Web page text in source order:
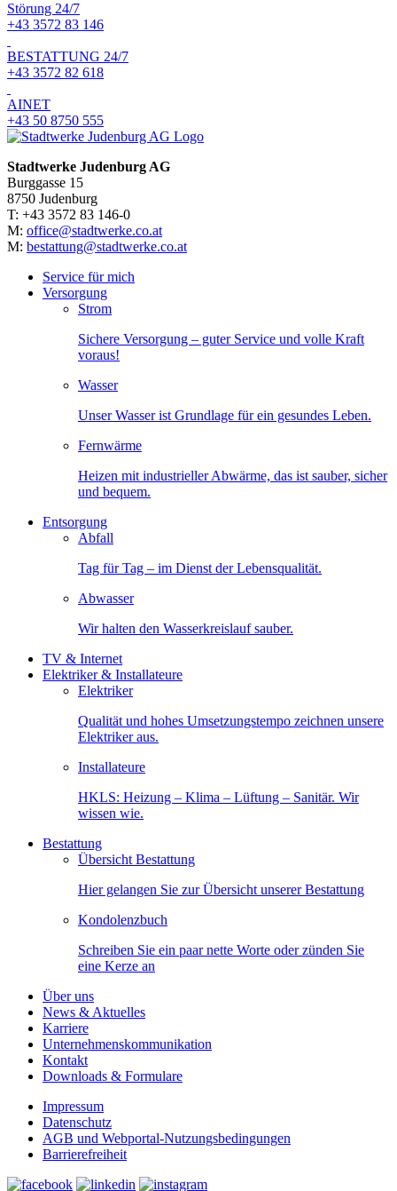
Störung 24/7
+43 3572 83 146
BESTATTUNG 24/7
+43 3572 82 618
AINET
+43 50 8750 555
Stadtwerke Judenburg AG
Burggasse 15
8750 Judenburg
T: +43 3572 83 146-0
M: office@stadtwerke.co.at
M: bestattung@stadtwerke.co.at
Service für mich
Versorgung
Strom
Sichere Versorgung – guter Service und volle Kraft
voraus!
Wasser
Unser Wasser ist Grundlage für ein gesundes Leben.
Fernwärme
Heizen mit industrieller Abwärme, das ist sauber, sicher
und bequem.
Entsorgung
Abfall
Tag für Tag – im Dienst der Lebensqualität.
Abwasser
Wir halten den Wasserkreislauf sauber.
TV & Internet
Elektriker & Installateure
Elektriker
Qualität und hohes Umsetzungstempo zeichnen unsere
Elektriker aus.
Installateure
HKLS: Heizung – Klima – Lüftung – Sanitär. Wir
wissen wie.
Bestattung
Übersicht Bestattung
Hier gelangen Sie zur Übersicht unserer Bestattung
Kondolenzbuch
Schreiben Sie ein paar nette Worte oder zünden Sie
eine Kerze an
Über uns
News & Aktuelles
Karriere
Unternehmenskommunikation
Kontakt
Downloads & Formulare
Impressum
Datenschutz
AGB und Webportal-Nutzungsbedingungen
Barrierefreiheit